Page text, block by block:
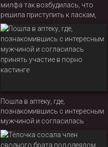
милфа так возбудилась, что
решила приступить к ласкам,
чтобы её киска и тугая попка
были готовы
Пошла в аптеку, где,
познакомившись с интересным
мужчиной и согласилась
принять участие в порно